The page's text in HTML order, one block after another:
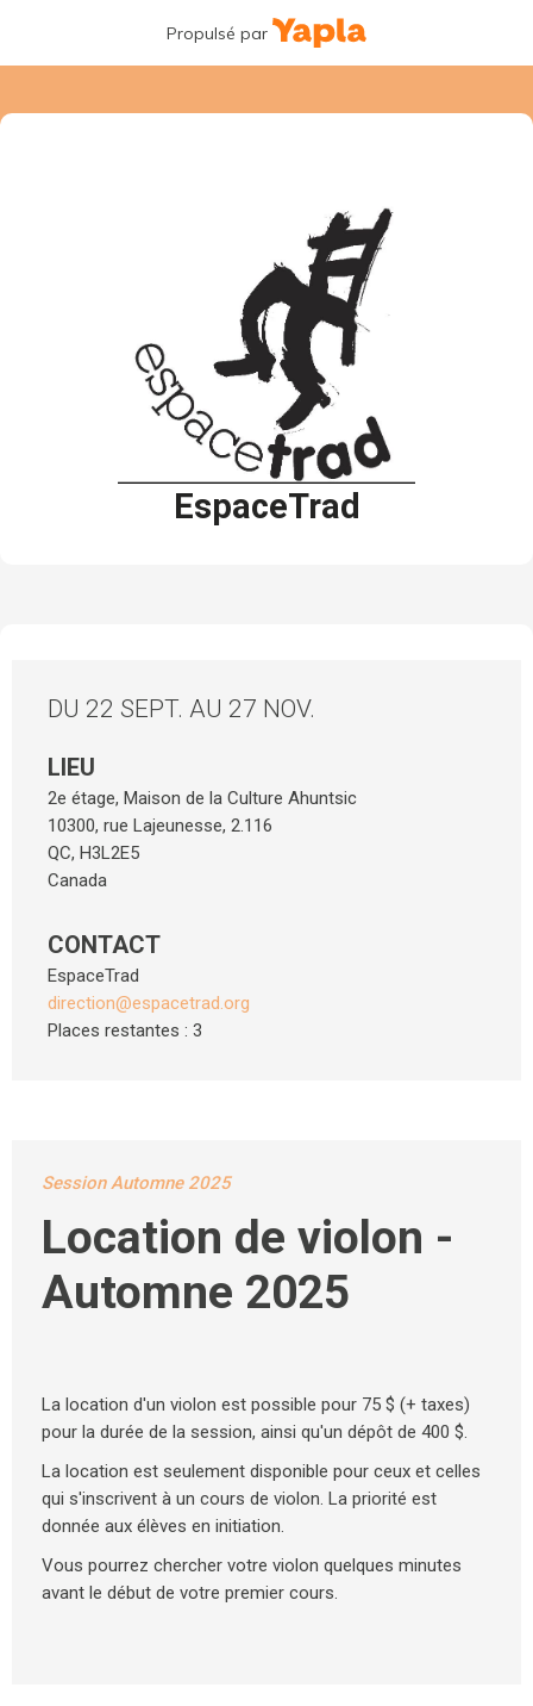
Propulsé par
EspaceTrad
DU 22 SEPT. AU 27 NOV.
LIEU
2e étage, Maison de la Culture Ahuntsic
10300, rue Lajeunesse, 2.116
QC, H3L2E5
Canada
CONTACT
EspaceTrad
direction@espacetrad.org
Places restantes : 3
Session Automne 2025
Location de violon -
Automne 2025
La location d'un violon est possible pour 75 $ (+ taxes)
pour la durée de la session, ainsi qu'un dépôt de 400 $.
La location est seulement disponible pour ceux et celles
qui s'inscrivent à un cours de violon. La priorité est
donnée aux élèves en initiation.
Vous pourrez chercher votre violon quelques minutes
avant le début de votre premier cours.